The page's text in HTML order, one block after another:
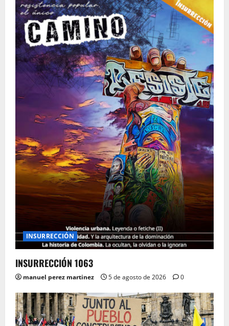
INSURRECCIÓN
INSURRECCIÓN 1063
manuel perez martinez 5 de agosto de 2026 0